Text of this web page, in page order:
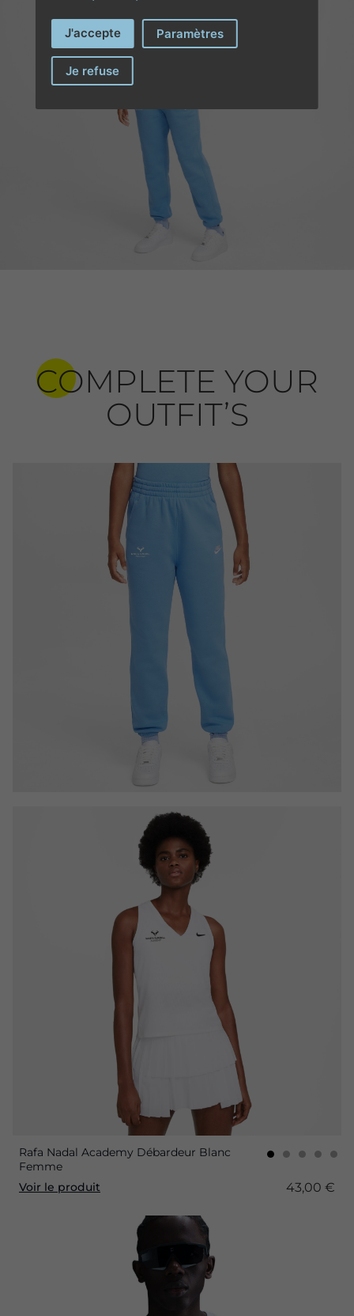
COMPLETE YOUR
OUTFIT’S
Rafa Nadal Academy Débardeur Blanc
Femme
Voir le produit
43,00 €
J'accepte Paramètres
Je refuse